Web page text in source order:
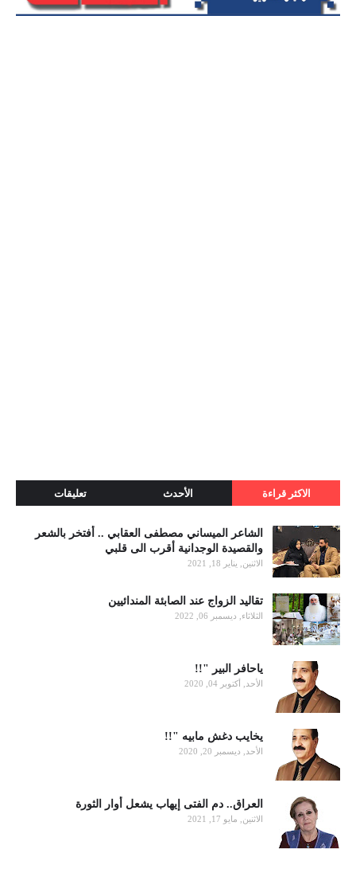
الاكثر قراءة الأحدث تعليقات
الشاعر الميساني مصطفى العقابي .. أفتخر بالشعر
والقصيدة الوجدانية أقرب الى قلبي
الاثنين, يناير 18, 2021
تقاليد الزواج عند الصابئة المندائيين
الثلاثاء, ديسمبر 06, 2022
ياحافر البير "!!
الأحد, أكتوبر 04, 2020
يخايب دغش مابيه "!!
الأحد, ديسمبر 20, 2020
العراق.. دم الفتى إيهاب يشعل أوار الثورة
الاثنين, مايو 17, 2021